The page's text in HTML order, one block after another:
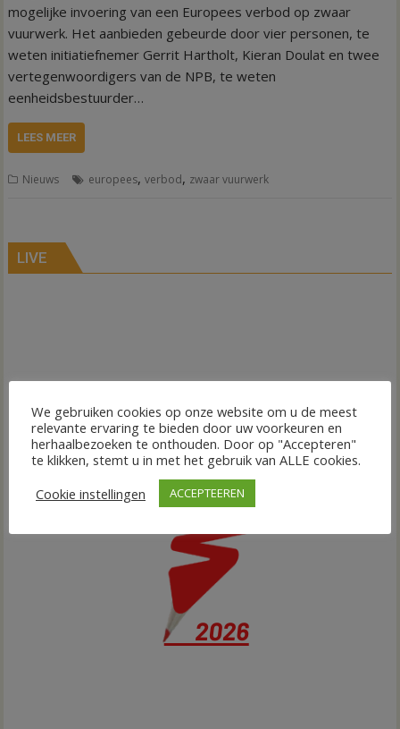
mogelijke invoering van een Europees verbod op zwaar
vuurwerk. Het aanbieden gebeurde door vier personen, te
weten initiatiefnemer Gerrit Hartholt, Kieran Doulat en twee
vertegenwoordigers van de NPB, te weten
eenheidsbestuurder…
LEES MEER
Nieuws europees,verbod, zwaar vuurwerk
LIVE
We gebruiken cookies op onze website om u de meest
relevante ervaring te bieden door uw voorkeuren en
herhaalbezoeken te onthouden. Door op "Accepteren"
te klikken, stemt u in met het gebruik van ALLE cookies.
Cookie instellingen
ACCEPTEEREN